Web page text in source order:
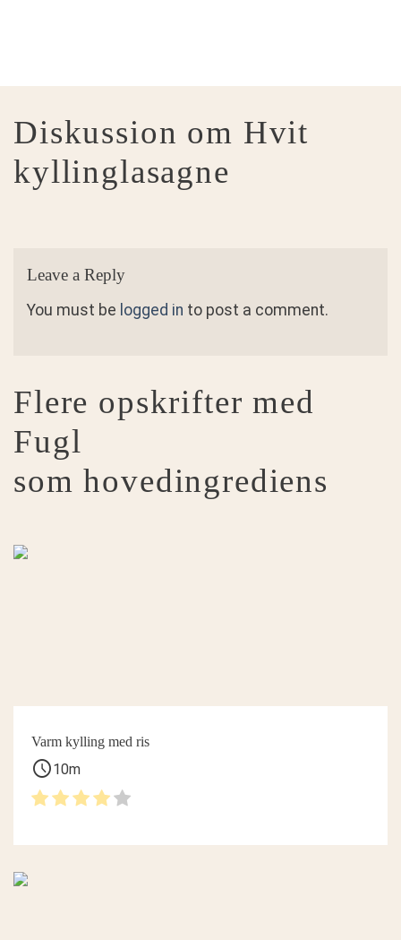
Diskussion om Hvit
kyllinglasagne
Leave a Reply
You must be logged in to post a comment.
Flere opskrifter med
Fugl
som hovedingrediens
Varm kylling med ris
schedule10m